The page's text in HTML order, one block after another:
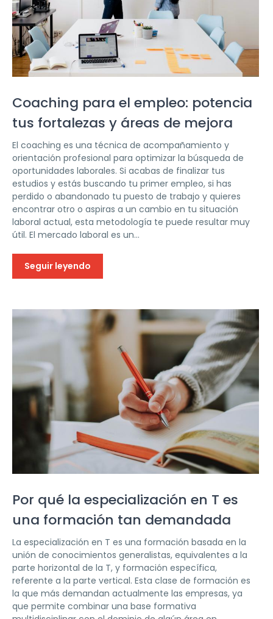
Coaching para el empleo: potencia
tus fortalezas y áreas de mejora
El coaching es una técnica de acompañamiento y
orientación profesional para optimizar la búsqueda de
oportunidades laborales. Si acabas de finalizar tus
estudios y estás buscando tu primer empleo, si has
perdido o abandonado tu puesto de trabajo y quieres
encontrar otro o aspiras a un cambio en tu situación
laboral actual, esta metodología te puede resultar muy
útil. El mercado laboral es un...
Seguir leyendo
Por qué la especialización en T es
una formación tan demandada
La especialización en T es una formación basada en la
unión de conocimientos generalistas, equivalentes a la
parte horizontal de la T, y formación específica,
referente a la parte vertical. Esta clase de formación es
la que más demandan actualmente las empresas, ya
que permite combinar una base formativa